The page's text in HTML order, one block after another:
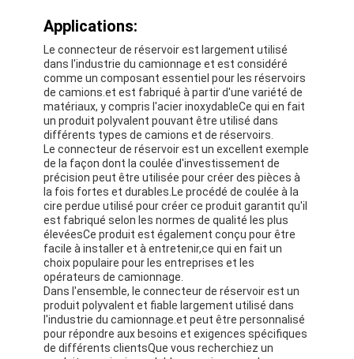
Panneau d'isolation électrique
Applications:
Le connecteur de réservoir est largement utilisé
dans l'industrie du camionnage et est considéré
comme un composant essentiel pour les réservoirs
de camions.et est fabriqué à partir d'une variété de
matériaux, y compris l'acier inoxydableCe qui en fait
un produit polyvalent pouvant être utilisé dans
différents types de camions et de réservoirs.
Le connecteur de réservoir est un excellent exemple
de la façon dont la coulée d'investissement de
précision peut être utilisée pour créer des pièces à
la fois fortes et durables.Le procédé de coulée à la
cire perdue utilisé pour créer ce produit garantit qu'il
est fabriqué selon les normes de qualité les plus
élevéesCe produit est également conçu pour être
facile à installer et à entretenir,ce qui en fait un
choix populaire pour les entreprises et les
opérateurs de camionnage.
Dans l'ensemble, le connecteur de réservoir est un
produit polyvalent et fiable largement utilisé dans
l'industrie du camionnage.et peut être personnalisé
pour répondre aux besoins et exigences spécifiques
de différents clientsQue vous recherchiez un